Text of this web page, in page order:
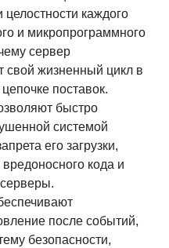
каждого
и микропрограммного
сервер
свой жизненный цикл в
поставок.
быстро
системой
его загрузки,
кода и
после событий,
безопасности,